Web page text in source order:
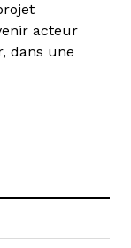
acteur
dans une